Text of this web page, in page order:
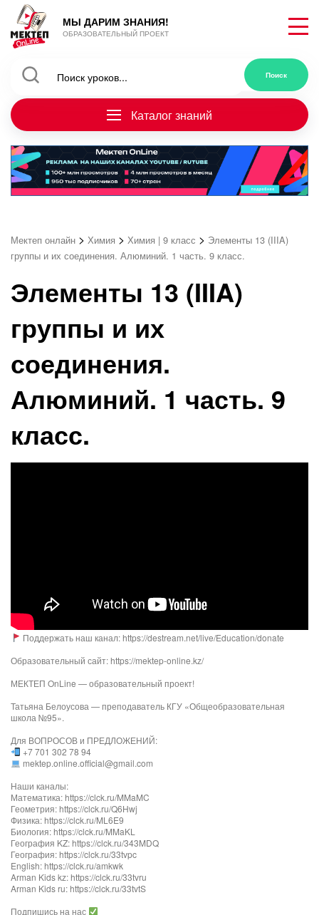
МЫ ДАРИМ ЗНАНИЯ!
ОБРАЗОВАТЕЛЬНЫЙ ПРОЕКТ
Каталог знаний
Мектеп онлайн > Химия > Химия | 9 класс > Элементы 13 (IIIA)
группы и их соединения. Алюминий. 1 часть. 9 класс.
Элементы 13 (IIIA)
группы и их
соединения.
Алюминий. 1 часть. 9
класс.
Поддержать наш канал: https://destream.net/live/Education/donate
Образовательный сайт: https://mektep-online.kz/
МЕКТЕП OnLine — образовательный проект!
Татьяна Белоусова — преподаватель КГУ «Общеобразовательная
школа №95».
Для ВОПРОСОВ и ПРЕДЛОЖЕНИЙ:
+7 701 302 78 94
mektep.online.official@gmail.com
Наши каналы:
Математика: https://clck.ru/MMaMC
Геометрия: https://clck.ru/Q6Hwj
Физика: https://clck.ru/ML6E9
Биология: https://clck.ru/MMaKL​​​​​​
География KZ: https://clck.ru/343MDQ
География: https://clck.ru/33tvpc
English: https://clck.ru/amkwk
Arman Kids kz: https://clck.ru/33tvru
Arman Kids ru: https://clck.ru/33tvtS
Подпишись на нас